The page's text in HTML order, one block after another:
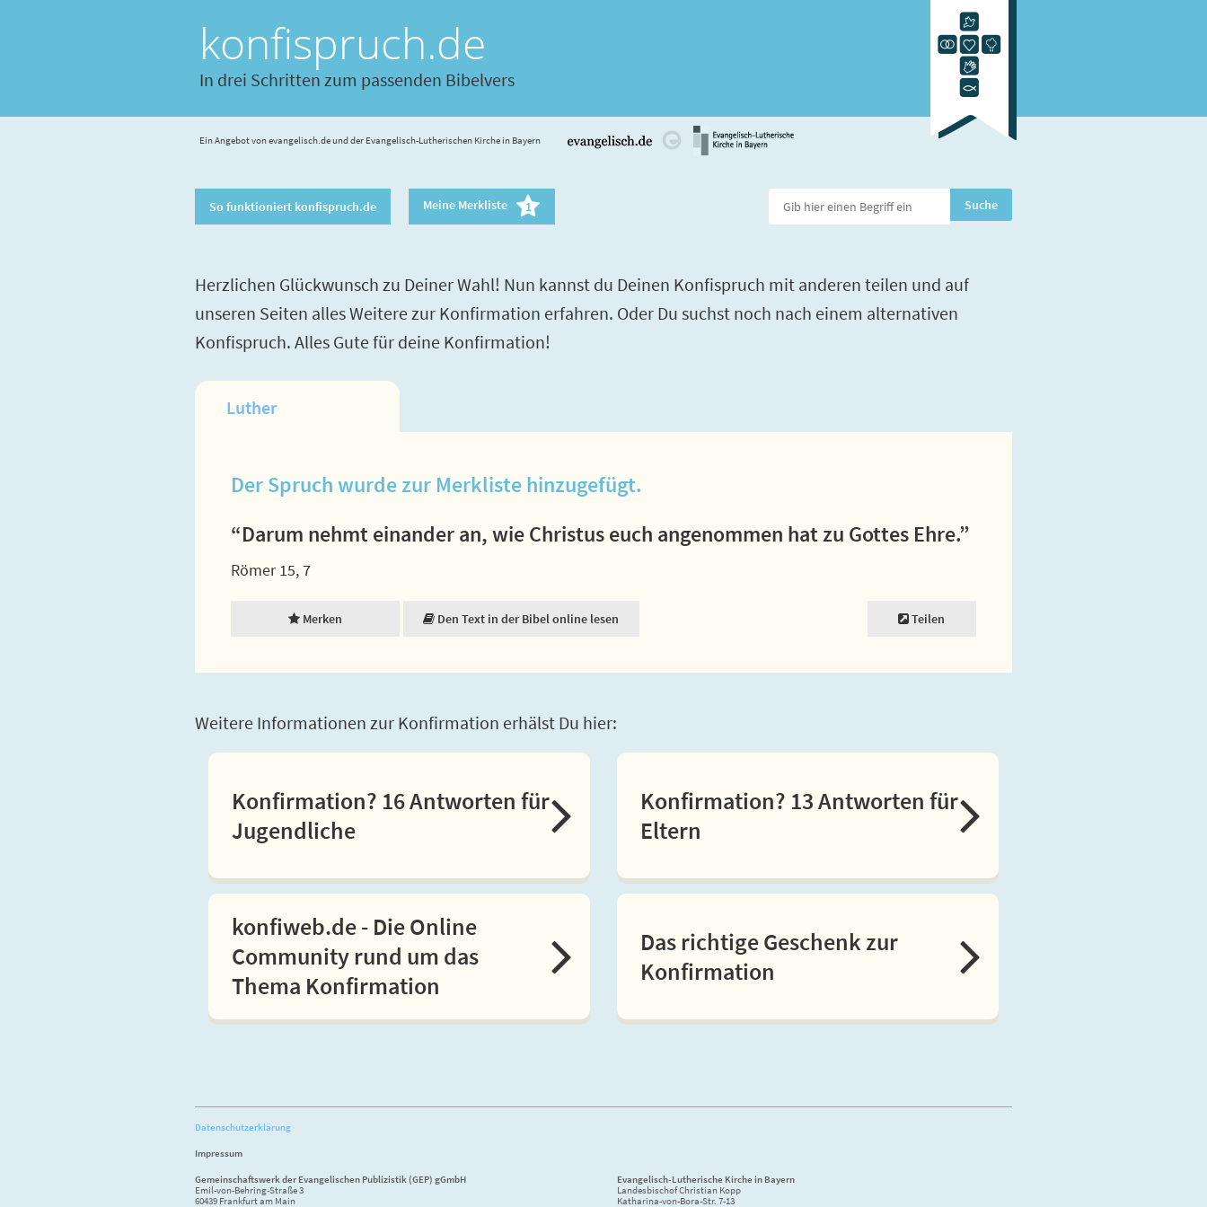
konfispruch.de
In drei Schritten zum passenden Bibelvers
Ein Angebot von evangelisch.de und der Evangelisch-Lutherischen Kirche in Bayern
So funktioniert konfispruch.de Meine Merkliste 1
Herzlichen Glückwunsch zu Deiner Wahl! Nun kannst du Deinen Konfispruch mit anderen teilen und auf
unseren Seiten alles Weitere zur Konfirmation erfahren. Oder Du suchst noch nach einem alternativen
Konfispruch. Alles Gute für deine Konfirmation!
Luther
Der Spruch wurde zur Merkliste hinzugefügt.
“Darum nehmt einander an, wie Christus euch angenommen hat zu Gottes Ehre.”
Römer 15, 7
Merken Den Text in der Bibel online lesen Teilen
Weitere Informationen zur Konfirmation erhälst Du hier:
Konfirmation? 16 Antworten für
Jugendliche
Konfirmation? 13 Antworten für
Eltern
konfiweb.de - Die Online
Community rund um das
Thema Konfirmation
Das richtige Geschenk zur
Konfirmation
Datenschutzerklärung
Impressum
Gemeinschaftswerk der Evangelischen Publizistik (GEP) gGmbH
Emil-von-Behring-Straße 3
60439 Frankfurt am Main
Evangelisch-Lutherische Kirche in Bayern
Landesbischof Christian Kopp
Katharina-von-Bora-Str. 7-13